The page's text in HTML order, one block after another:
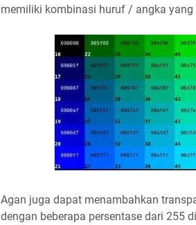
memiliki kombinasi huruf / angka yang
Agan juga dapat menambahkan
dengan beberapa persentase dari 255